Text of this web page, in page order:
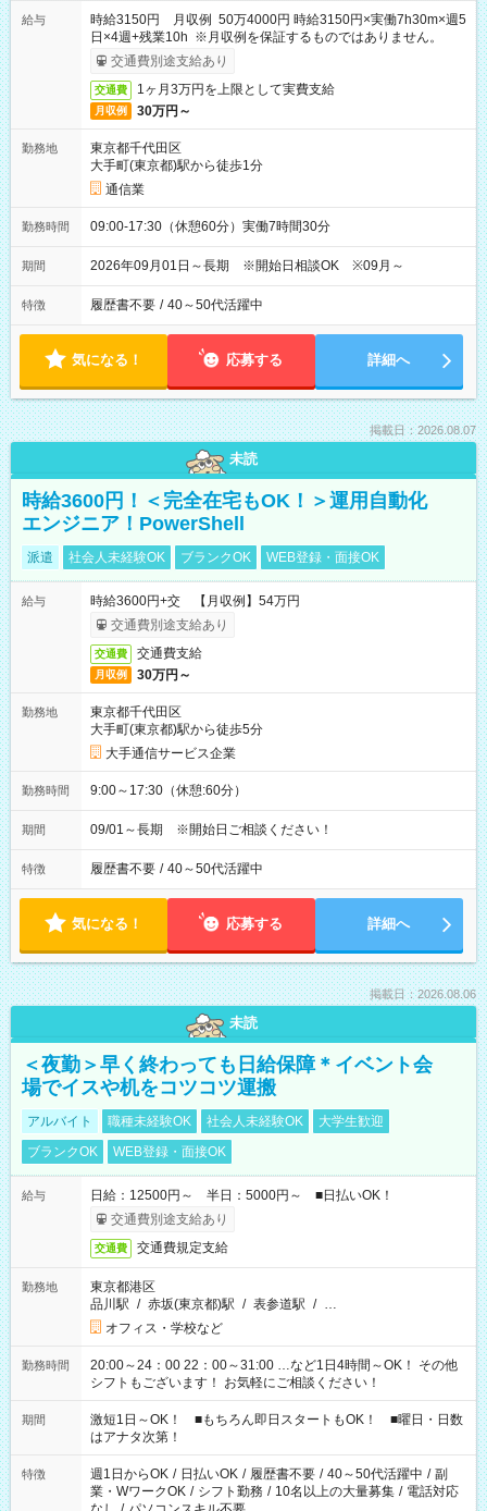
給与
時給3150円 月収例 50万4000円 時給3150円×実働7h30m×週5
日×4週+残業10h ※月収例を保証するものではありません。
交通費別途支給あり
交通費 1ヶ月3万円を上限として実費支給
月収例 30万円～
勤務地
東京都千代田区
大手町(東京都)駅から徒歩1分
通信業
勤務時間 09:00-17:30（休憩60分）実働7時間30分
期間 2026年09月01日～長期 ※開始日相談OK ※09月～
特徴 履歴書不要 / 40～50代活躍中
気になる！ 応募する 詳細へ
掲載日：2026.08.07
未読
時給3600円！＜完全在宅もOK！＞運用自動化
エンジニア！PowerShell
派遣 社会人未経験OK ブランクOK WEB登録・面接OK
給与
時給3600円+交 【月収例】54万円
交通費別途支給あり
交通費 交通費支給
月収例 30万円～
勤務地
東京都千代田区
大手町(東京都)駅から徒歩5分
大手通信サービス企業
勤務時間 9:00～17:30（休憩:60分）
期間 09/01～長期 ※開始日ご相談ください！
特徴 履歴書不要 / 40～50代活躍中
気になる！ 応募する 詳細へ
掲載日：2026.08.06
未読
＜夜勤＞早く終わっても日給保障＊イベント会
場でイスや机をコツコツ運搬
アルバイト 職種未経験OK 社会人未経験OK
大学生歓迎
ブランクOK
WEB登録・面接OK
給与
日給：12500円～ 半日：5000円～ ■日払いOK！
交通費別途支給あり
交通費 交通費規定支給
勤務地
東京都港区
品川駅 / 赤坂(東京都)駅 / 表参道駅 / …
オフィス・学校など
勤務時間
20:00～24：00 22：00～31:00 …など1日4時間～OK！ その他
シフトもございます！ お気軽にご相談ください！
期間
激短1日～OK！ ■もちろん即日スタートもOK！ ■曜日・日数
はアナタ次第！
特徴 週1日からOK / 日払いOK / 履歴書不要 / 40～50代活躍中 / 副
業・WワークOK / シフト勤務 / 10名以上の大量募集 / 電話対応